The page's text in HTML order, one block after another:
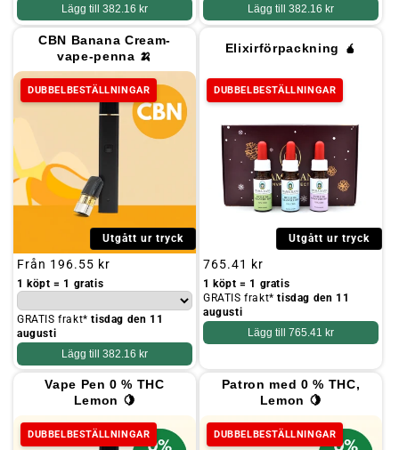
Lägg till 382.16 kr
Lägg till 382.16 kr
CBN Banana Cream-
vape-penna 🍌
DUBBELBESTÄLLNINGAR
Utgått ur tryck
Ordinarie
pris
Från 196.55 kr
1 köpt = 1 gratis
GRATIS frakt*tisdag den 11
augusti
Lägg till 382.16 kr
Elixirförpackning 🧉
DUBBELBESTÄLLNINGAR
Utgått ur tryck
Ordinarie
pris
765.41 kr
1 köpt = 1 gratis
GRATIS frakt*tisdag den 11
augusti
Lägg till 765.41 kr
Vape Pen 0 % THC
Lemon 🍋
DUBBELBESTÄLLNINGAR
Patron med 0 % THC,
Lemon 🍋
DUBBELBESTÄLLNINGAR